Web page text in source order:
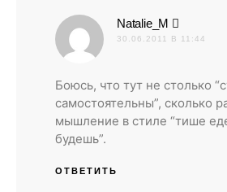
Natalie_M
30.06.2011 В 11:44
Боюсь, что тут не столько
самостоятельны”, сколько
мышление в стиле “тише
будешь”.
ОТВЕТИТЬ